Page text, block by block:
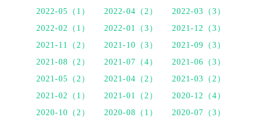
2022-05（1）
2022-04（2）
2022-03（3）
2022-02（1）
2022-01（3）
2021-12（3）
2021-11（2）
2021-10（3）
2021-09（3）
2021-08（2）
2021-07（4）
2021-06（3）
2021-05（2）
2021-04（2）
2021-03（2）
2021-02（1）
2021-01（2）
2020-12（4）
2020-10（2）
2020-08（1）
2020-07（3）